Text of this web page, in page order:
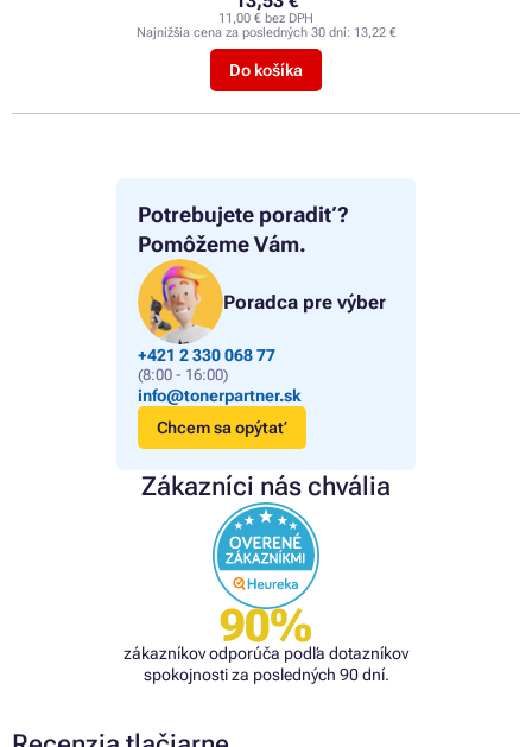
Potrebujete poradiť?
Pomôžeme Vám.
Poradca pre výber
+421 2 330 068 77
(8:00 - 16:00)
info@tonerpartner.sk
Chcem sa opýtať
Zákazníci nás chvália
90%
zákazníkov odporúča podľa dotazníkov
spokojnosti za posledných 90 dní.
11,00 € bez DPH
Najnižšia cena za posledných 30 dní: 13,22 €
Do košíka